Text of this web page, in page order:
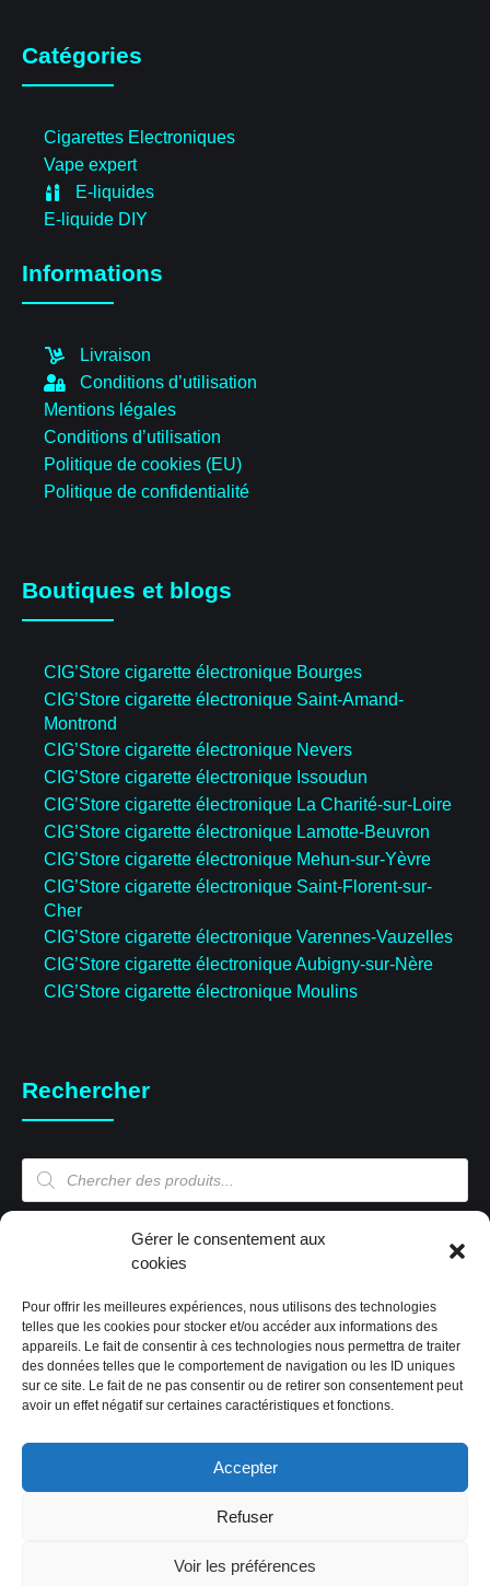
Gérer le consentement aux
cookies
Pour offrir les meilleures expériences, nous utilisons des technologies
telles que les cookies pour stocker et/ou accéder aux informations des
appareils. Le fait de consentir à ces technologies nous permettra de traiter
des données telles que le comportement de navigation ou les ID uniques
sur ce site. Le fait de ne pas consentir ou de retirer son consentement peut
avoir un effet négatif sur certaines caractéristiques et fonctions.
Accepter
Refuser
Voir les préférences
Catégories
Cigarettes Electroniques
Vape expert
E-liquides
E-liquide DIY
Informations
Livraison
Conditions d’utilisation
Mentions légales
Conditions d’utilisation
Politique de cookies (EU)
Politique de confidentialité
Boutiques et blogs
CIG’Store cigarette électronique Bourges
CIG’Store cigarette électronique Saint-Amand-
Montrond
CIG’Store cigarette électronique Nevers
CIG’Store cigarette électronique Issoudun
CIG’Store cigarette électronique La Charité-sur-Loire
CIG’Store cigarette électronique Lamotte-Beuvron
CIG’Store cigarette électronique Mehun-sur-Yèvre
CIG’Store cigarette électronique Saint-Florent-sur-
Cher
CIG’Store cigarette électronique Varennes-Vauzelles
CIG’Store cigarette électronique Aubigny-sur-Nère
CIG’Store cigarette électronique Moulins
Rechercher
Recherche
produits
Mon compte
Mon compte
Validation de la commande
Panier
Boutique
Politique de cookies (EU)
2019 Tous droits réservés by CIG'Store